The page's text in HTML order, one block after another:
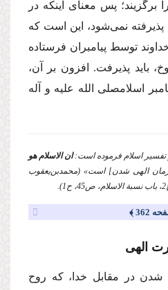
پس معنای اینكه در
پذیرفته نمی‌شود، این است كه
توسط پیامبران فرستاده
باید پذیرفت. افزون بر آن،
اسلامصلی الله علیه و آله
تفسیر اسلام فرموده است:ان الاسلام هو
الهی شدن] است» (محمدبن‌یعقوب
362 ﴾
شدن در مقابل خدا، كه روح